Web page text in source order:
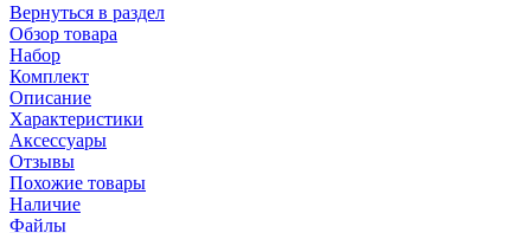
Вернуться в раздел
Обзор товара
Набор
Комплект
Описание
Характеристики
Аксессуары
Отзывы
Похожие товары
Наличие
Файлы